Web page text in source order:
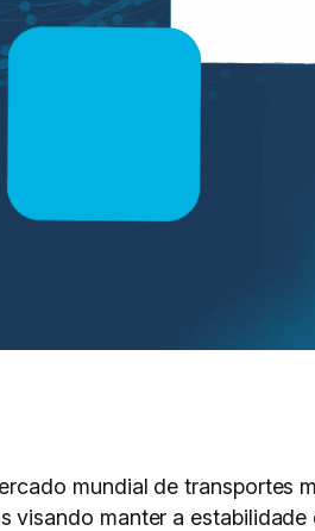
mundial de transportes
manter a